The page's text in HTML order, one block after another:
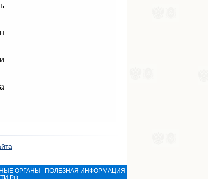
ОРГАНЫ
ПОЛЕЗНАЯ ИНФОРМАЦИЯ